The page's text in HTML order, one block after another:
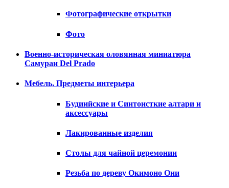
Фотографические открытки
Фото
Военно-историческая оловянная миниатюра
Самураи Del Prado
Мебель, Предметы интерьера
Будиийские и Синтоисткие алтари и
аксессуары
Лакированные изделия
Столы для чайной церемонии
Резьба по дереву Окимоно Они